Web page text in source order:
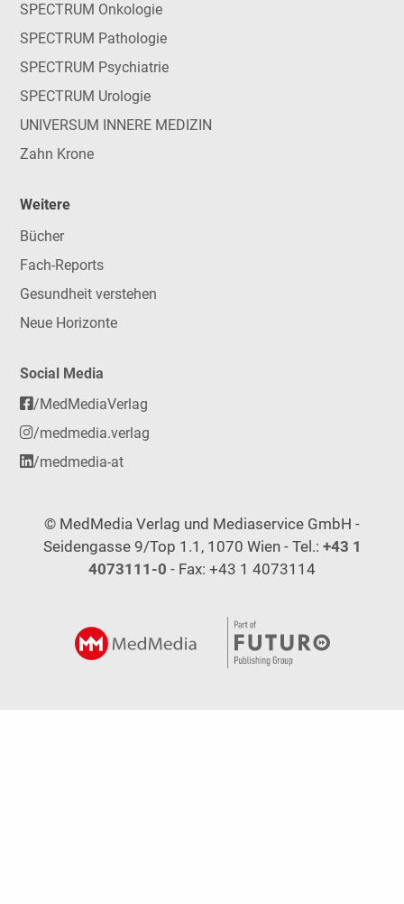
SPECTRUM Onkologie
SPECTRUM Pathologie
SPECTRUM Psychiatrie
SPECTRUM Urologie
UNIVERSUM INNERE MEDIZIN
Zahn Krone
Weitere
Bücher
Fach-Reports
Gesundheit verstehen
Neue Horizonte
Social Media
/MedMediaVerlag
/medmedia.verlag
/medmedia-at
© MedMedia Verlag und Mediaservice GmbH -
Seidengasse 9/Top 1.1, 1070 Wien - Tel.: +43 1
4073111-0 - Fax: +43 1 4073114